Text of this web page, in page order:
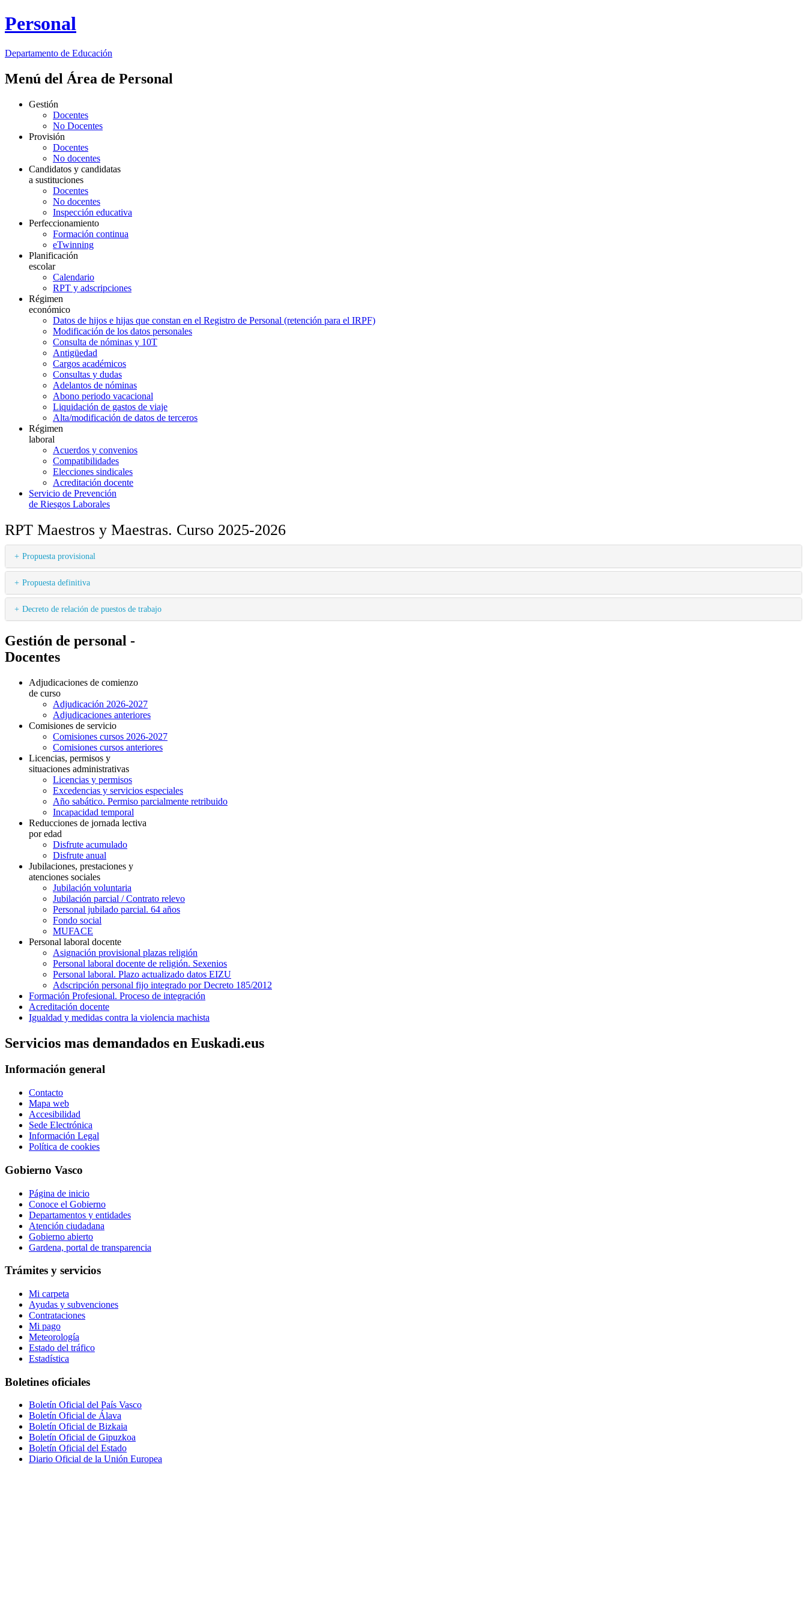
Personal
Departamento de Educación
Menú del Área de Personal
Gestión
Docentes
No Docentes
Provisión
Docentes
No docentes
Candidatos y candidatas
a sustituciones
Docentes
No docentes
Inspección educativa
Perfeccionamiento
Formación continua
eTwinning
Planificación
escolar
Calendario
RPT y adscripciones
Régimen
económico
Datos de hijos e hijas que constan en el Registro de Personal (retención para el IRPF)
Modificación de los datos personales
Consulta de nóminas y 10T
Antigüedad
Cargos académicos
Consultas y dudas
Adelantos de nóminas
Abono periodo vacacional
Liquidación de gastos de viaje
Alta/modificación de datos de terceros
Régimen
laboral
Acuerdos y convenios
Compatibilidades
Elecciones sindicales
Acreditación docente
Servicio de Prevención
de Riesgos Laborales
RPT Maestros y Maestras. Curso 2025-2026
Propuesta provisional
Propuesta definitiva
Decreto de relación de puestos de trabajo
Gestión de personal -
Docentes
Adjudicaciones de comienzo
de curso
Adjudicación 2026-2027
Adjudicaciones anteriores
Comisiones de servicio
Comisiones cursos 2026-2027
Comisiones cursos anteriores
Licencias, permisos y
situaciones administrativas
Licencias y permisos
Excedencias y servicios especiales
Año sabático. Permiso parcialmente retribuido
Incapacidad temporal
Reducciones de jornada lectiva
por edad
Disfrute acumulado
Disfrute anual
Jubilaciones, prestaciones y
atenciones sociales
Jubilación voluntaria
Jubilación parcial / Contrato relevo
Personal jubilado parcial. 64 años
Fondo social
MUFACE
Personal laboral docente
Asignación provisional plazas religión
Personal laboral docente de religión. Sexenios
Personal laboral. Plazo actualizado datos EIZU
Adscripción personal fijo integrado por Decreto 185/2012
Formación Profesional. Proceso de integración
Acreditación docente
Igualdad y medidas contra la violencia machista
Servicios mas demandados en Euskadi.eus
Información general
Contacto
Mapa web
Accesibilidad
Sede Electrónica
Información Legal
Política de cookies
Gobierno Vasco
Página de inicio
Conoce el Gobierno
Departamentos y entidades
Atención ciudadana
Gobierno abierto
Gardena, portal de transparencia
Trámites y servicios
Mi carpeta
Ayudas y subvenciones
Contrataciones
Mi pago
Meteorología
Estado del tráfico
Estadística
Boletines oficiales
Boletín Oficial del País Vasco
Boletín Oficial de Álava
Boletín Oficial de Bizkaia
Boletín Oficial de Gipuzkoa
Boletín Oficial del Estado
Diario Oficial de la Unión Europea